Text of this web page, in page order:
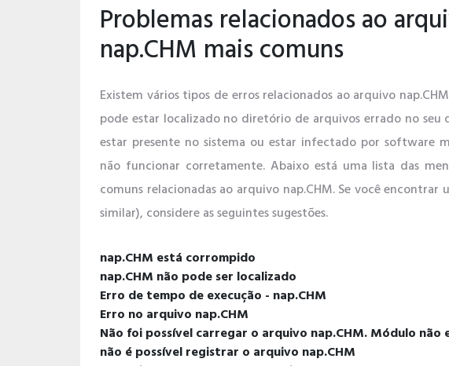
Problemas relacionados ao
nap.CHM mais comuns
Existem vários tipos de erros relacionados ao arquivo
pode estar localizado no diretório de arquivos errado no seu
estar presente no sistema ou estar infectado por software
não funcionar corretamente. Abaixo está uma lista das
comuns relacionadas ao arquivo nap.CHM. Se você encontrar
similar), considere as seguintes sugestões.
nap.CHM está corrompido
nap.CHM não pode ser localizado
Erro de tempo de execução - nap.CHM
Erro no arquivo nap.CHM
Não foi possível carregar o arquivo nap.CHM. Módulo não
não é possível registrar o arquivo nap.CHM